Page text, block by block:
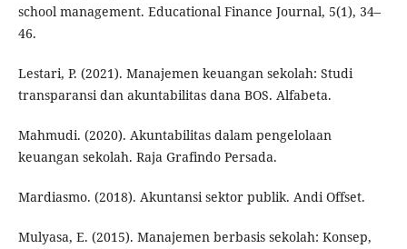
school management. Educational Finance Journal, 5(1), 34–
46.
Lestari, P. (2021). Manajemen keuangan sekolah: Studi
transparansi dan akuntabilitas dana BOS. Alfabeta.
Mahmudi. (2020). Akuntabilitas dalam pengelolaan
keuangan sekolah. Raja Grafindo Persada.
Mardiasmo. (2018). Akuntansi sektor publik. Andi Offset.
Mulyasa, E. (2015). Manajemen berbasis sekolah: Konsep,